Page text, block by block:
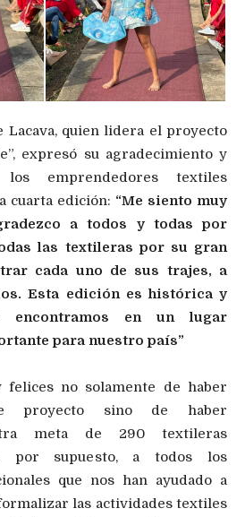
Lacava, quien lidera el proyecto
expresó su agradecimiento y
emprendedores textiles
cuarta edición: “Me siento muy
a todos y todas por
las textileras por su gran
cada uno de sus trajes, a
Esta edición es histórica y
encontramos en un lugar
para nuestro país”
felices no solamente de haber
proyecto sino de haber
meta de 290 textileras
por supuesto, a todos los
que nos han ayudado a
las actividades textiles